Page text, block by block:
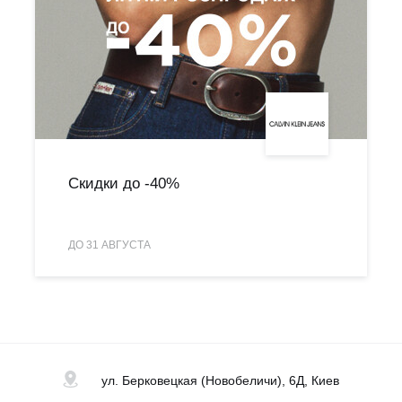
Скидки до -40%
ДО 31 АВГУСТА
ул. Берковецкая (Новобеличи), 6Д, Киев